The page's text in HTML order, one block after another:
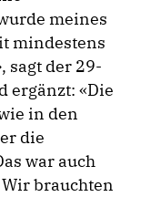
meines
mindestens
sagt der 29-
ergänzt: «Die
in den
die
war auch
brauchten